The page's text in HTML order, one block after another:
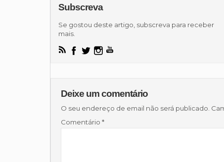
Subscreva
Se gostou deste artigo, subscreva para receber
mais.
Deixe um comentário
O seu endereço de email não será publicado.
Comentário *